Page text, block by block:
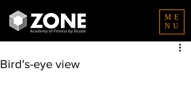
ME
NU
Bird's-eye view